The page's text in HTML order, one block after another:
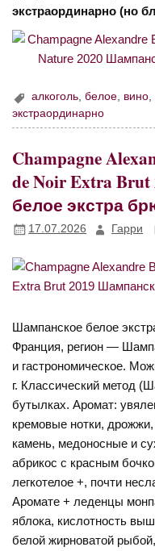
экстраординарно (но
алкоголь,белое, вино,
экстраординарно
Champagne
de Noir Extra
белое экстра
17.07.2026 Гарри
Шампанское белое
Франция, регион —
и гастрономическое.
г. Классический метод
бутылках. Аромат:
кремовые нотки,
камень, медоносные и
абрикос с красным
легкотелое +, почти
Аромате + леденцы
яблока, кислотность
белой жирноватой